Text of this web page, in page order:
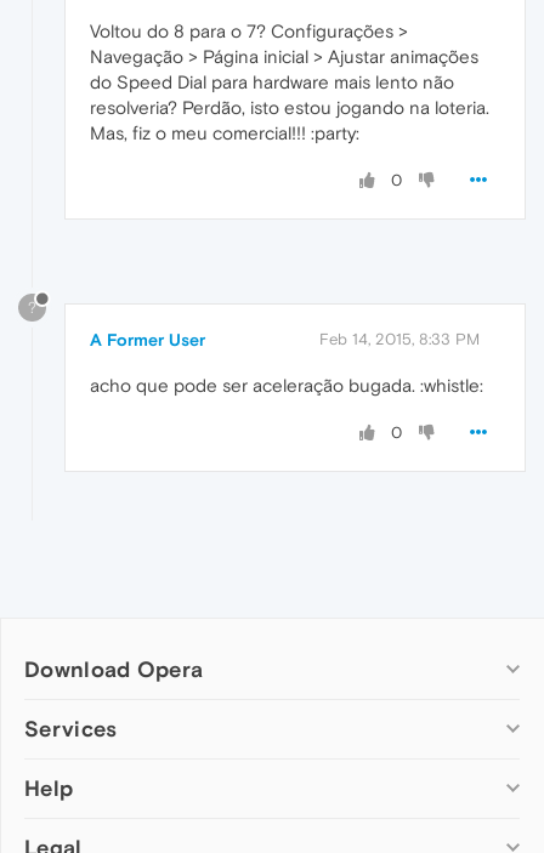
Voltou do 8 para o 7? Configurações >
Navegação > Página inicial > Ajustar animações
do Speed Dial para hardware mais lento não
resolveria? Perdão, isto estou jogando na loteria.
Mas, fiz o meu comercial!!! :party:
0
?
A Former User Feb 14, 2015, 8:33 PM
acho que pode ser aceleração bugada. :whistle:
0
Download Opera
Computer browsers
Opera for Mac
Services
Add-ons
Wallpapers
Help
Help & support
Legal